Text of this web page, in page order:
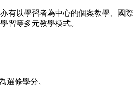
有以學習者為中心的個案教學、國際
習等多元教學模式。
選修學分。